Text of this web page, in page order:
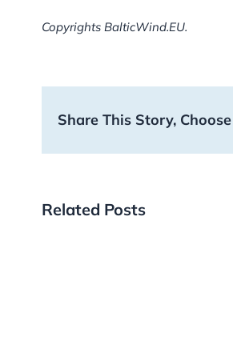
Copyrights BalticWind.EU.
Share This Story,
Related Posts